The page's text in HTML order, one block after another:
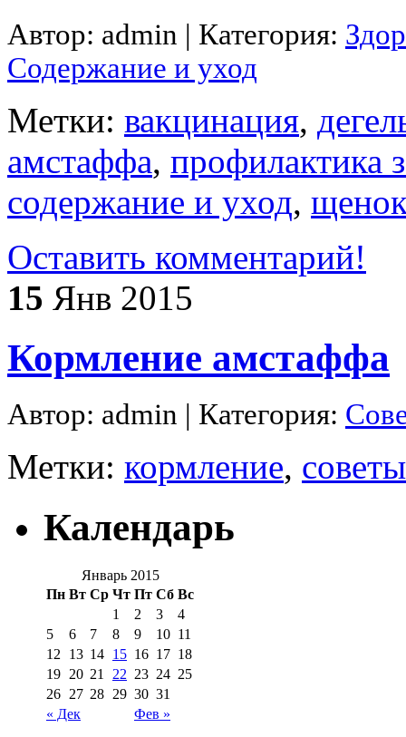
Автор: admin | Категория:
Содержание и уход
Метки: вакцинация,
амстаффа, профилактика
содержание и уход,
Оставить комментарий!
15 Янв 2015
Кормление амстаффа
Автор: admin | Категория:
Метки: кормление,
Календарь
Январь 2015
Пн Вт Ср Чт Пт Сб Вс
« Дек Фев »
1 2 3
4
5
6 7 8 9 10 11
12
13 14 15 16 17 18
19 20 21 22 23 24 25
26 27 28 29 30 31